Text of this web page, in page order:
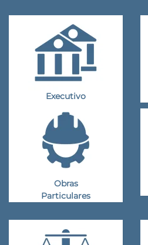
Executivo
Obras
Particulares